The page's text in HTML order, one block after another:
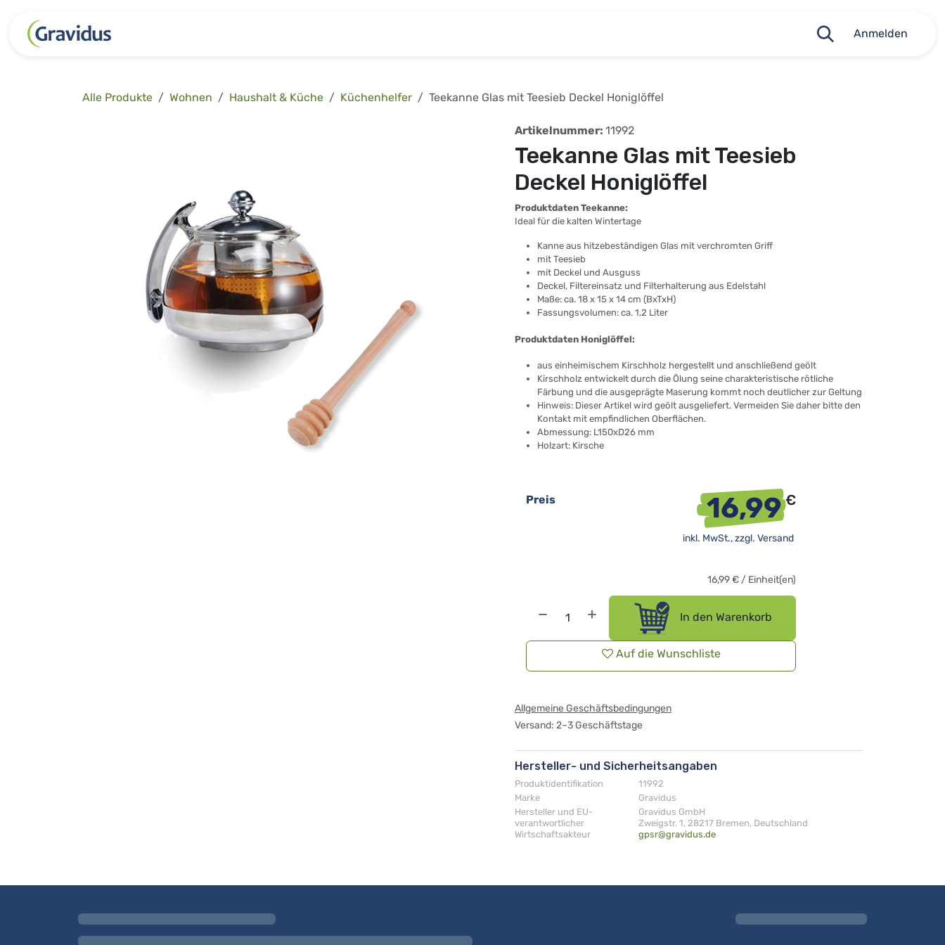
Anmelden
Alle Produkte Wohnen Haushalt & Küche Küchenhelfer Teekanne Glas mit Teesieb Deckel Honiglöffel
Artikelnummer: 11992
Teekanne Glas mit Teesieb
Deckel Honiglöffel
Produktdaten Teekanne:
Ideal für die kalten Wintertage
Kanne aus hitzebeständigen Glas mit verchromten Griff
mit Teesieb
mit Deckel und Ausguss
Deckel, Filtereinsatz und Filterhalterung aus Edelstahl
Maße: ca. 18 x 15 x 14 cm (BxTxH)
Fassungsvolumen: ca. 1,2 Liter
Produktdaten Honiglöffel:
aus einheimischem Kirschholz hergestellt und anschließend geölt
Kirschholz entwickelt durch die Ölung seine charakteristische rötliche
Färbung und die ausgeprägte Maserung kommt noch deutlicher zur Geltung
Hinweis: Dieser Artikel wird geölt ausgeliefert. Vermeiden Sie daher bitte den
Kontakt mit empfindlichen Oberflächen.
Abmessung: L150xD26 mm
Holzart: Kirsche
In den Warenkorb
Auf die Wunschliste
Preis 16,99€
inkl. MwSt., zzgl. Versand
16,99€/ Einheit(en)
Allgemeine Geschäftsbedingungen
Versand: 2–3 Geschäftstage
Hersteller- und Sicherheitsangaben
Produktidentifikation
11992
Marke
Gravidus
Hersteller und EU-
verantwortlicher
Wirtschaftsakteur
Gravidus GmbH
Zweigstr. 1, 28217 Bremen, Deutschland
gpsr@gravidus.de